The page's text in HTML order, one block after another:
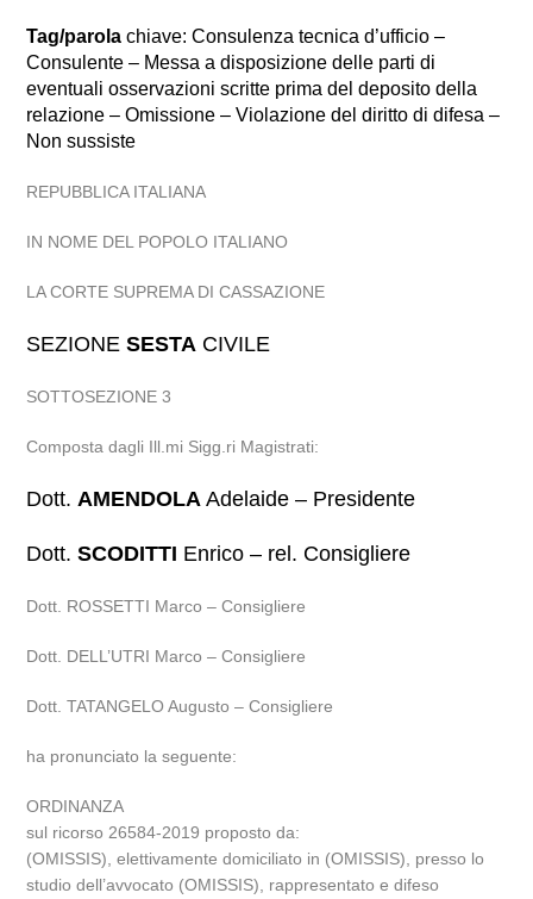
Tag/parola chiave: Consulenza tecnica d’ufficio –
Consulente – Messa a disposizione delle parti di
eventuali osservazioni scritte prima del deposito della
relazione – Omissione – Violazione del diritto di difesa –
Non sussiste
REPUBBLICA ITALIANA
IN NOME DEL POPOLO ITALIANO
LA CORTE SUPREMA DI CASSAZIONE
SEZIONESESTA CIVILE
SOTTOSEZIONE 3
Composta dagli Ill.mi Sigg.ri Magistrati:
Dott.AMENDOLA Adelaide – Presidente
Dott.SCODITTI Enrico – rel. Consigliere
Dott. ROSSETTI Marco – Consigliere
Dott. DELL’UTRI Marco – Consigliere
Dott. TATANGELO Augusto – Consigliere
ha pronunciato la seguente:
ORDINANZA
sul ricorso 26584-2019 proposto da:
(OMISSIS), elettivamente domiciliato in (OMISSIS), presso lo
studio dell’avvocato (OMISSIS), rappresentato e difeso